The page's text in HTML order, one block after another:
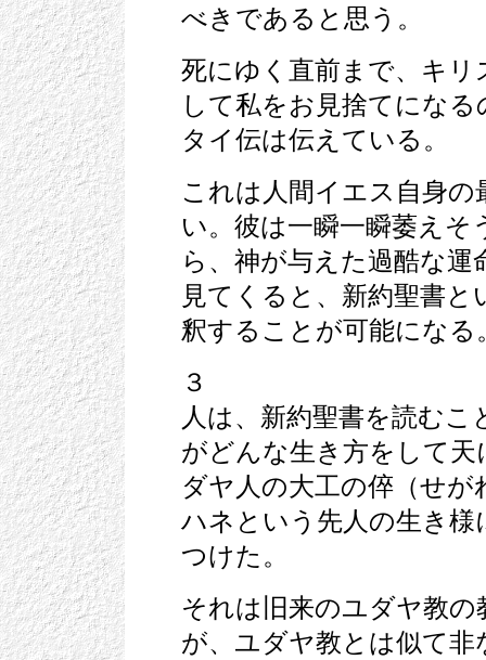
べきであると思う。
死にゆく直前まで、キ
して私をお見捨てにな
タイ伝は伝えている。
これは人間イエス自身
い。彼は一瞬一瞬萎え
ら、神が与えた過酷な
見てくると、新約聖書
釈することが可能になる
３
人は、新約聖書を読む
がどんな生き方をして
ダヤ人の大工の倅（せ
ハネという先人の生き
つけた。
それは旧来のユダヤ教
が、ユダヤ教とは似て